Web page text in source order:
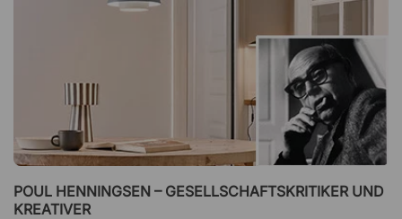
POUL HENNINGSEN – GESELLSCHAFTSKRITIKER UND
KREATIVER